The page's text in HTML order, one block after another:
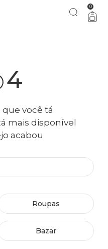
com a gente aproveita! 0
4
que você tá
mais disponível
acabou
Roupas
Bazar